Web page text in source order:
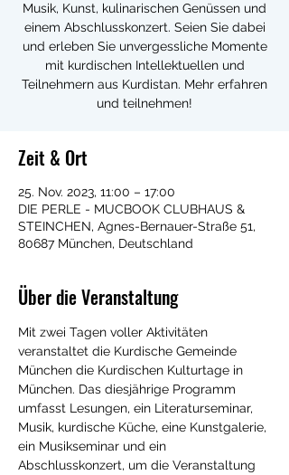
Musik, Kunst, kulinarischen Genüssen und
einem Abschlusskonzert. Seien Sie dabei
und erleben Sie unvergessliche Momente
mit kurdischen Intellektuellen und
Teilnehmern aus Kurdistan. Mehr erfahren
und teilnehmen!
Zeit & Ort
25. Nov. 2023, 11:00 – 17:00
DIE PERLE - MUCBOOK CLUBHAUS &
STEINCHEN, Agnes-Bernauer-Straße 51,
80687 München, Deutschland
Über die Veranstaltung
Mit zwei Tagen voller Aktivitäten
veranstaltet die Kurdische Gemeinde
München die Kurdischen Kulturtage in
München. Das diesjährige Programm
umfasst Lesungen, ein Literaturseminar,
Musik, kurdische Küche, eine Kunstgalerie,
ein Musikseminar und ein
Abschlusskonzert, um die Veranstaltung